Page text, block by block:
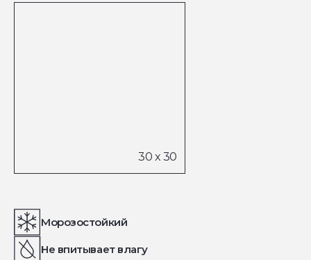
Морозостойкий
Не впитывает влагу